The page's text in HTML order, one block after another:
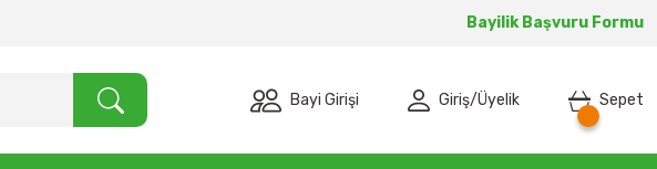
Bayilik Başvuru Formu
Bayi Girişi Giriş/Üyelik Sepet